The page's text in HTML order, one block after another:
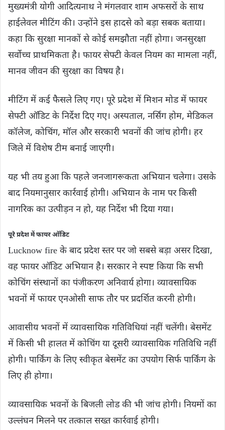
मुख्यमंत्री योगी आदित्यनाथ ने मंगलवार शाम अफसरों के साथ
हाईलेवल मीटिंग की। उन्होंने इस हादसे को बड़ा सबक बताया।
कहा कि सुरक्षा मानकों से कोई समझौता नहीं होगा। जनसुरक्षा
सर्वोच्च प्राथमिकता है। फायर सेफ्टी केवल नियम का मामला नहीं,
मानव जीवन की सुरक्षा का विषय है।
मीटिंग में कई फैसले लिए गए। पूरे प्रदेश में मिशन मोड में फायर
सेफ्टी ऑडिट के निर्देश दिए गए। अस्पताल, नर्सिंग होम, मेडिकल
कॉलेज, कोचिंग, मॉल और सरकारी भवनों की जांच होगी। हर
जिले में विशेष टीम बनाई जाएगी।
यह भी तय हुआ कि पहले जनजागरूकता अभियान चलेगा। उसके
बाद नियमानुसार कार्रवाई होगी। अभियान के नाम पर किसी
नागरिक का उत्पीड़न न हो, यह निर्देश भी दिया गया।
पूरे प्रदेश में फायर ऑडिट
Lucknow fire के बाद प्रदेश स्तर पर जो सबसे बड़ा असर दिखा,
वह फायर ऑडिट अभियान है। सरकार ने स्पष्ट किया कि सभी
कोचिंग संस्थानों का पंजीकरण अनिवार्य होगा। व्यावसायिक
भवनों में फायर एनओसी साफ तौर पर प्रदर्शित करनी होगी।
आवासीय भवनों में व्यावसायिक गतिविधियां नहीं चलेंगी। बेसमेंट
में किसी भी हालत में कोचिंग या दूसरी व्यावसायिक गतिविधि नहीं
होगी। पार्किंग के लिए स्वीकृत बेसमेंट का उपयोग सिर्फ पार्किंग के
लिए ही होगा।
व्यावसायिक भवनों के बिजली लोड की भी जांच होगी। नियमों का
उल्लंघन मिलने पर तत्काल सख्त कार्रवाई होगी।